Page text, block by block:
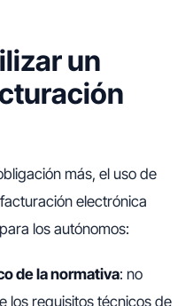
un
más, el uso de
electrónica
los autónomos:
de la normativa: no
los requisitos técnicos de